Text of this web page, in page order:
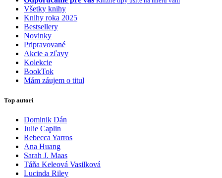
Všetky knihy
Knihy roka 2025
Bestsellery
Novinky
Pripravované
Akcie a zľavy
Kolekcie
BookTok
Mám záujem o titul
Top autori
Dominik Dán
Julie Caplin
Rebecca Yarros
Ana Huang
Sarah J. Maas
Táňa Keleová Vasilková
Lucinda Riley